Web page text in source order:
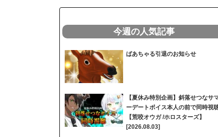
今週の人気記事
ばあちゃる引退のお知らせ
【夏休み特別企画】斜落せつなサ
ーデートボイス本人の前で同時視
【荒咬オウガ /ホロスターズ】
[2026.08.03]